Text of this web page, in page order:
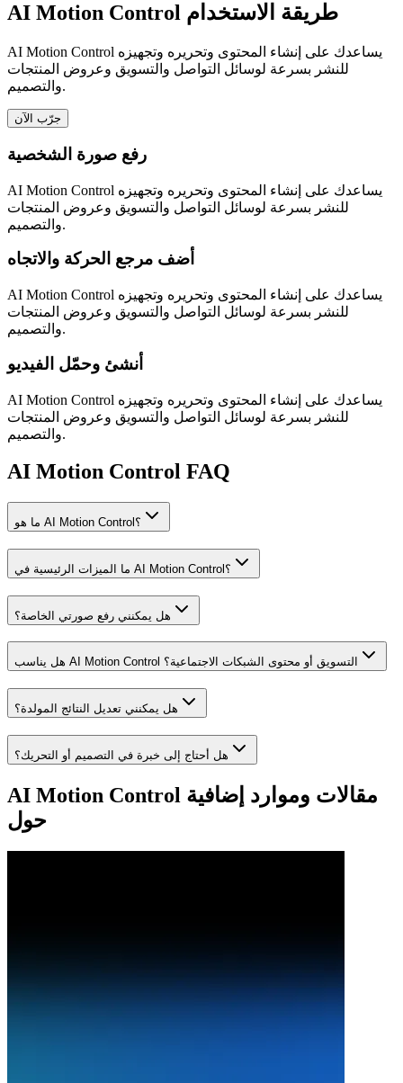
AI Motion Control طريقة الاستخدام
AI Motion Control يساعدك على إنشاء المحتوى وتحريره وتجهيزه
للنشر بسرعة لوسائل التواصل والتسويق وعروض المنتجات
والتصميم.
جرّب الآن
رفع صورة الشخصية
AI Motion Control يساعدك على إنشاء المحتوى وتحريره وتجهيزه
للنشر بسرعة لوسائل التواصل والتسويق وعروض المنتجات
والتصميم.
أضف مرجع الحركة والاتجاه
AI Motion Control يساعدك على إنشاء المحتوى وتحريره وتجهيزه
للنشر بسرعة لوسائل التواصل والتسويق وعروض المنتجات
والتصميم.
أنشئ وحمّل الفيديو
AI Motion Control يساعدك على إنشاء المحتوى وتحريره وتجهيزه
للنشر بسرعة لوسائل التواصل والتسويق وعروض المنتجات
والتصميم.
AI Motion Control FAQ
ما هو AI Motion Control؟
ما الميزات الرئيسية في AI Motion Control؟
هل يمكنني رفع صورتي الخاصة؟
هل يناسب AI Motion Control التسويق أو محتوى الشبكات الاجتماعية؟
هل يمكنني تعديل النتائج المولدة؟
هل أحتاج إلى خبرة في التصميم أو التحريك؟
AI Motion Control مقالات وموارد إضافية
حول